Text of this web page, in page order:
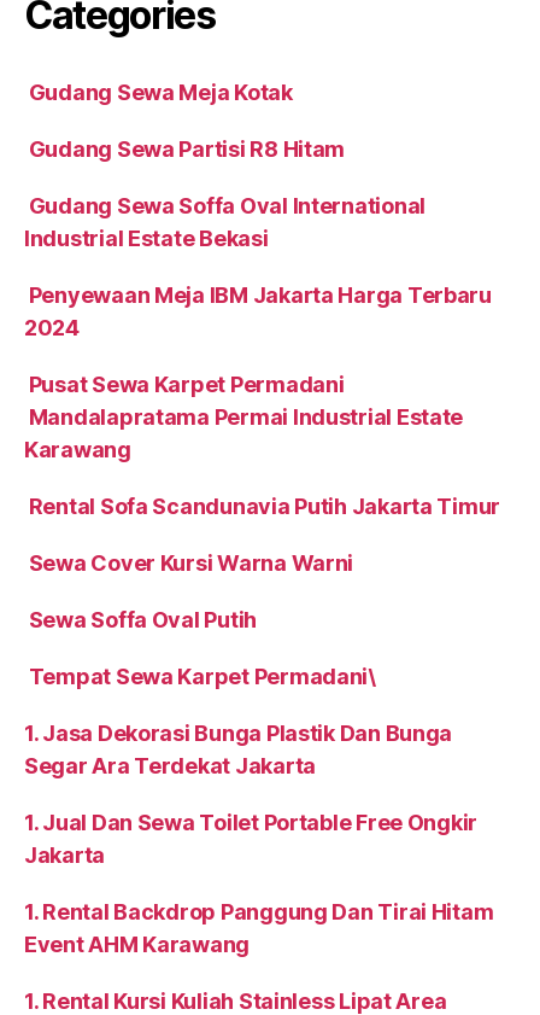
Categories
Gudang Sewa Meja Kotak
Gudang Sewa Partisi R8 Hitam
Gudang Sewa Soffa Oval International
Industrial Estate Bekasi
Penyewaan Meja IBM Jakarta Harga Terbaru
2024
Pusat Sewa Karpet Permadani
Mandalapratama Permai Industrial Estate
Karawang
Rental Sofa Scandunavia Putih Jakarta Timur
Sewa Cover Kursi Warna Warni
Sewa Soffa Oval Putih
Tempat Sewa Karpet Permadani\
1. Jasa Dekorasi Bunga Plastik Dan Bunga
Segar Ara Terdekat Jakarta
1. Jual Dan Sewa Toilet Portable Free Ongkir
Jakarta
1. Rental Backdrop Panggung Dan Tirai Hitam
Event AHM Karawang
1. Rental Kursi Kuliah Stainless Lipat Area